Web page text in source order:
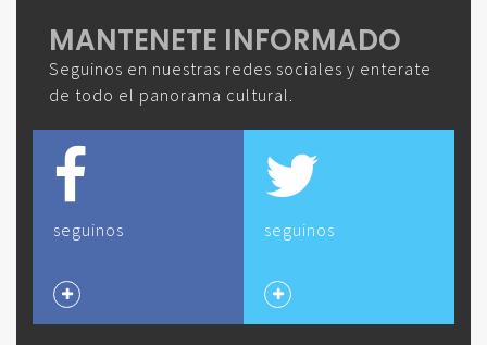
MANTENETE INFORMADO
Seguinos en nuestras redes sociales y enterate
de todo el panorama cultural.
seguinos seguinos